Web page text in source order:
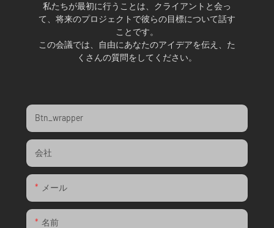
私たちが最初に行うことは、クライアントと会っ
て、将来のプロジェクトで彼らの目標について話す
ことです。
この会議では、自由にあなたのアイデアを伝え、た
くさんの質問をしてください。
Btn_wrapper
会社
メール
名前